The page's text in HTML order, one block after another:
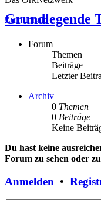
Zum Inhalt
Grundlegende
Forum
Themen
Beiträge
Letzter
Archiv
0 Themen
0 Beiträge
Keine
Du hast keine
Forum zu sehen oder
Anmelden •